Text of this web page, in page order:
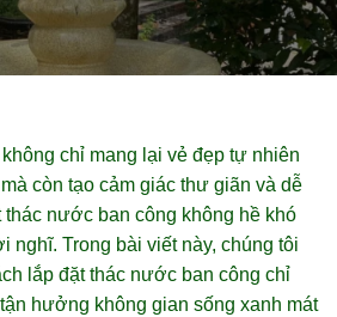
chỉ mang lại vẻ đẹp tự nhiên
còn tạo cảm giác thư giãn và dễ
thác nước ban công không hề khó
nghĩ. Trong bài viết này, chúng tôi
lắp đặt thác nước ban công chỉ
hưởng không gian sống xanh mát